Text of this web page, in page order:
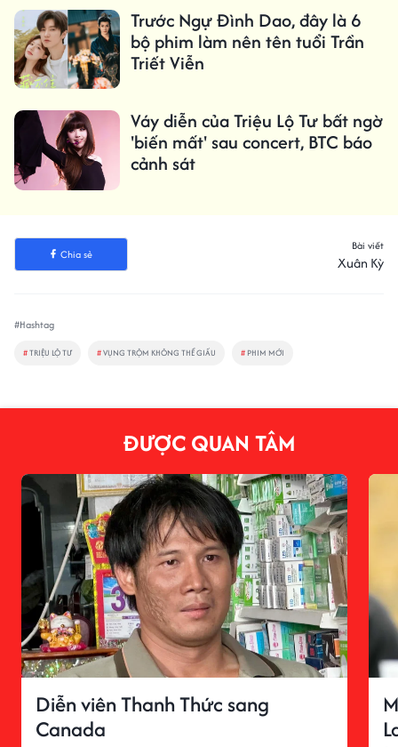
Trước Ngự Đình Dao, đây là 6
bộ phim làm nên tên tuổi Trần
Triết Viễn
Váy diễn của Triệu Lộ Tư bất ngờ
'biến mất' sau concert, BTC báo
cảnh sát
Chia sẻ
Bài viết
Xuân Kỳ
#Hashtag
#TRIỆU LỘ TƯ #VỤNG TRỘM KHÔNG THỂ GIẤU # PHIM MỚI
ĐƯỢC QUAN TÂM
Diễn viên Thanh Thức sang
Canada